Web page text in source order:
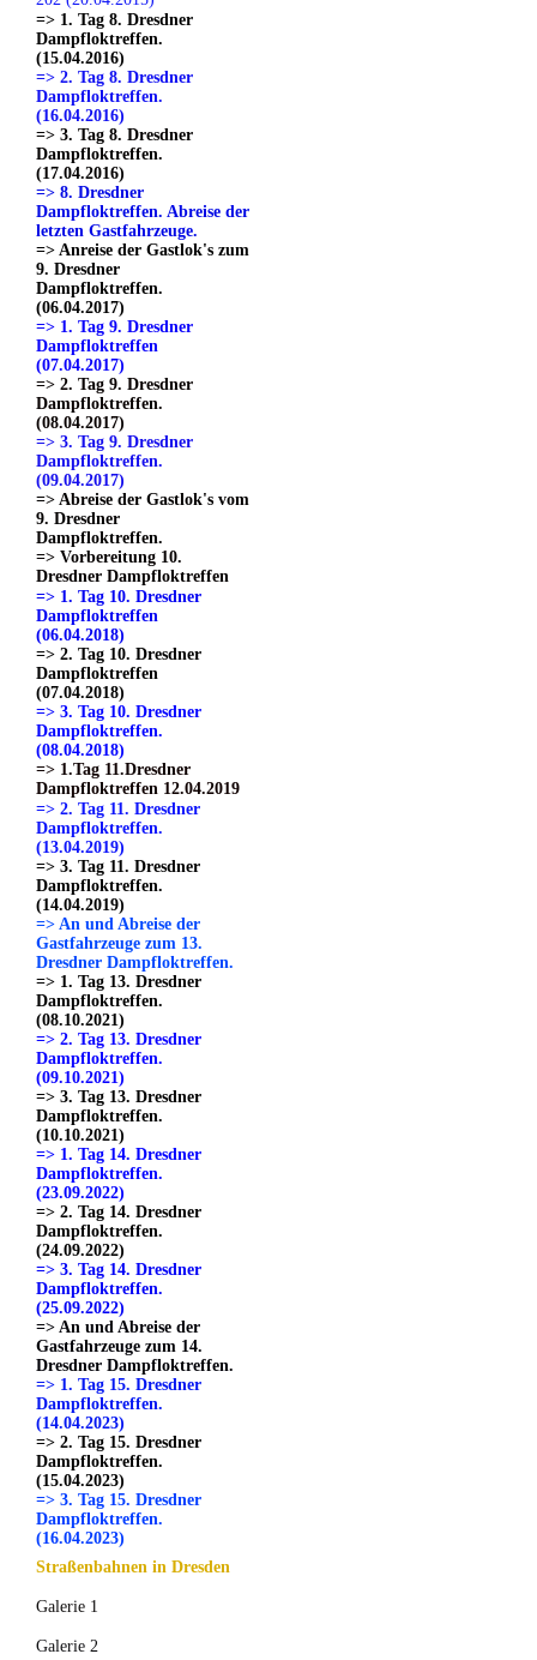
=> 1. Tag 8. Dresdner
Dampfloktreffen.
(15.04.2016)
=> 2. Tag 8. Dresdner
Dampfloktreffen.
(16.04.2016)
=> 3. Tag 8. Dresdner
Dampfloktreffen.
(17.04.2016)
=> 8. Dresdner
Dampfloktreffen. Abreise der
letzten Gastfahrzeuge.
=> Anreise der Gastlok's zum
9. Dresdner
Dampfloktreffen.
(06.04.2017)
=> 1. Tag 9. Dresdner
Dampfloktreffen
(07.04.2017)
=> 2. Tag 9. Dresdner
Dampfloktreffen.
(08.04.2017)
=> 3. Tag 9. Dresdner
Dampfloktreffen.
(09.04.2017)
=> Abreise der Gastlok's vom
9. Dresdner
Dampfloktreffen.
=> Vorbereitung 10.
Dresdner Dampfloktreffen
=> 1. Tag 10. Dresdner
Dampfloktreffen
(06.04.2018)
=> 2. Tag 10. Dresdner
Dampfloktreffen
(07.04.2018)
=> 3. Tag 10. Dresdner
Dampfloktreffen.
(08.04.2018)
=> 1.Tag 11.Dresdner
Dampfloktreffen 12.04.2019
=> 2. Tag 11. Dresdner
Dampfloktreffen.
(13.04.2019)
=> 3. Tag 11. Dresdner
Dampfloktreffen.
(14.04.2019)
=> An und Abreise der
Gastfahrzeuge zum 13.
Dresdner Dampfloktreffen.
=> 1. Tag 13. Dresdner
Dampfloktreffen.
(08.10.2021)
=> 2. Tag 13. Dresdner
Dampfloktreffen.
(09.10.2021)
=> 3. Tag 13. Dresdner
Dampfloktreffen.
(10.10.2021)
=> 1. Tag 14. Dresdner
Dampfloktreffen.
(23.09.2022)
=> 2. Tag 14. Dresdner
Dampfloktreffen.
(24.09.2022)
=> 3. Tag 14. Dresdner
Dampfloktreffen.
(25.09.2022)
=> An und Abreise der
Gastfahrzeuge zum 14.
Dresdner Dampfloktreffen.
=> 1. Tag 15. Dresdner
Dampfloktreffen.
(14.04.2023)
=> 2. Tag 15. Dresdner
Dampfloktreffen.
(15.04.2023)
=> 3. Tag 15. Dresdner
Dampfloktreffen.
(16.04.2023)
Straßenbahnen in Dresden
Galerie 1
Galerie 2